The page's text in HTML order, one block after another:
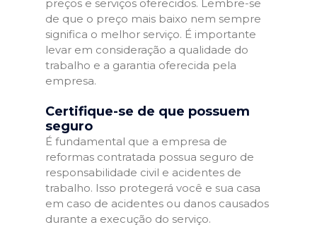
preços e serviços oferecidos. Lembre-se
de que o preço mais baixo nem sempre
significa o melhor serviço. É importante
levar em consideração a qualidade do
trabalho e a garantia oferecida pela
empresa.
Certifique-se de que possuem
seguro
É fundamental que a empresa de
reformas contratada possua seguro de
responsabilidade civil e acidentes de
trabalho. Isso protegerá você e sua casa
em caso de acidentes ou danos causados
durante a execução do serviço.